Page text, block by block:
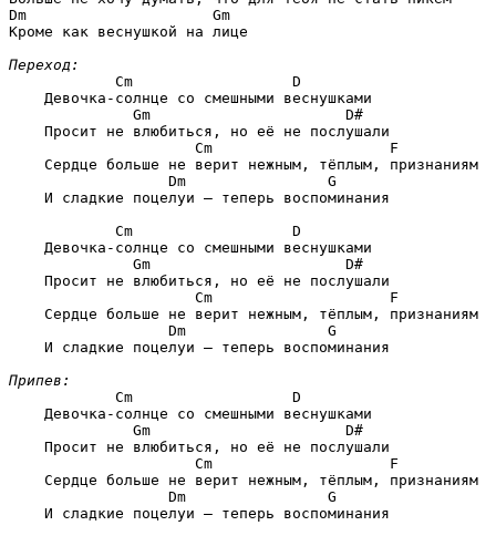
Dm                     Gm
Кроме как веснушкой на лице
Переход:
        Cm                  D
    Девочка-солнце со смешными веснушками
          Gm                      D#
    Просит не влюбиться, но её не послушали
                 Cm                    F
    Сердце больше не верит нежным, тёплым, признаниям
              Dm                G
    И сладкие поцелуи — теперь воспоминания
        Cm                  D
    Девочка-солнце со смешными веснушками
          Gm                      D#
    Просит не влюбиться, но её не послушали
                 Cm                    F
    Сердце больше не верит нежным, тёплым, признаниям
              Dm                G
    И сладкие поцелуи — теперь воспоминания
Припев:
        Cm                  D
    Девочка-солнце со смешными веснушками
          Gm                      D#
    Просит не влюбиться, но её не послушали
                 Cm                    F
    Сердце больше не верит нежным, тёплым, признаниям
              Dm                G
    И сладкие поцелуи — теперь воспоминания